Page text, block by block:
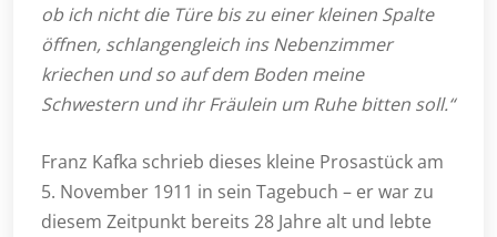
ob ich nicht die Türe bis zu einer kleinen Spalte
öffnen, schlangengleich ins Nebenzimmer
kriechen und so auf dem Boden meine
Schwestern und ihr Fräulein um Ruhe bitten soll.“
Franz Kafka schrieb dieses kleine Prosastück am
5. November 1911 in sein Tagebuch – er war zu
diesem Zeitpunkt bereits 28 Jahre alt und lebte